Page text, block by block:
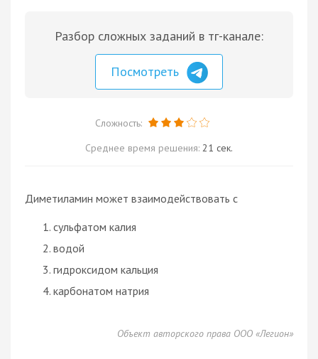
Разбор сложных заданий в тг-канале:
Посмотреть
Сложность:
Среднее время решения: 21 сек.
Диметиламин может взаимодействовать с
сульфатом калия
водой
гидроксидом кальция
карбонатом натрия
Объект авторского права ООО «Легион»